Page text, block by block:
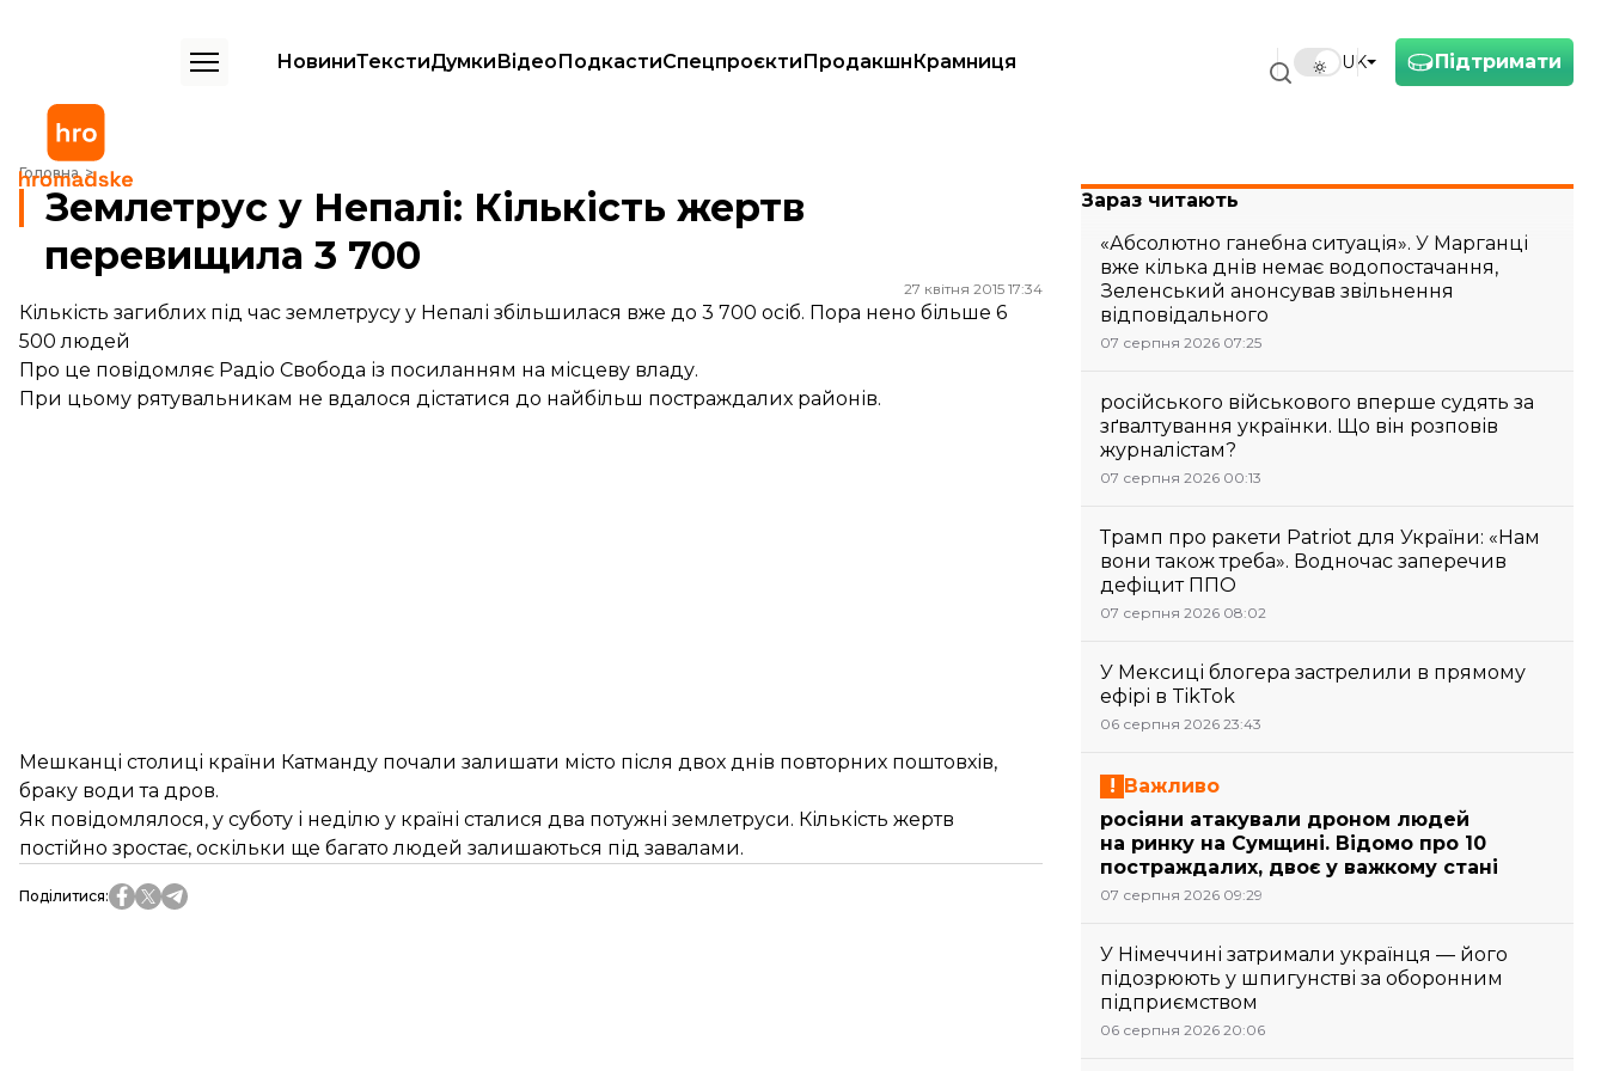
Підтримати
UK
НовиниТекстиДумкиВідеоПодкастиСпецпроєктиПродакшнКрамниця
Головна
Землетрус у Непалі: Кількість жертв перевищила 3 700
Землетрус у Непалі: Кількість жертв
перевищила 3 700
27 квітня 2015 17:34
Кількість загиблих під час землетрусу у Непалі збільшилася вже до 3 700 осіб. Пора нено більше 6
500 людей
Про це повідомляє Радіо Свобода із посиланням на місцеву владу.
При цьому рятувальникам не вдалося дістатися до найбільш постраждалих районів.
Мешканці столиці країни Катманду почали залишати місто після двох днів повторних поштовхів,
браку води та дров.
Як повідомлялося, у суботу і неділю у країні сталися два потужні землетруси. Кількість жертв
постійно зростає, оскільки ще багато людей залишаються під завалами.
Поділитися:
Зараз читають
«Абсолютно ганебна ситуація». У Марганці
вже кілька днів немає водопостачання,
Зеленський анонсував звільнення
відповідального
07 серпня 2026 07:25
російського військового вперше судять за
зґвалтування українки. Що він розповів
журналістам?
07 серпня 2026 00:13
Трамп про ракети Patriot для України: «Нам
вони також треба». Водночас заперечив
дефіцит ППО
07 серпня 2026 08:02
У Мексиці блогера застрелили в прямому
ефірі в TikTok
06 серпня 2026 23:43
Важливо
росіяни атакували дроном людей
на ринку на Сумщині. Відомо про 10
постраждалих, двоє у важкому стані
07 серпня 2026 09:29
У Німеччині затримали українця — його
підозрюють у шпигунстві за оборонним
підприємством
06 серпня 2026 20:06